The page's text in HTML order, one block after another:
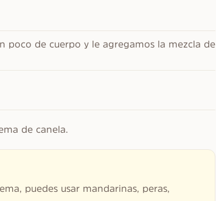
poco de cuerpo y le agregamos la mezcla de
de canela.
puedes usar mandarinas, peras,